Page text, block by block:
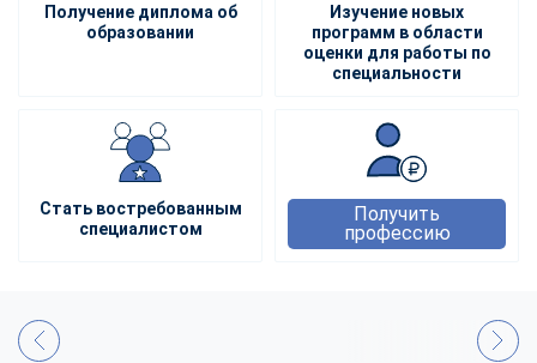
Получение диплома об
образовании
Изучение новых
программ в области
оценки для работы по
специальности
Стать востребованным
специалистом
Получить
профессию